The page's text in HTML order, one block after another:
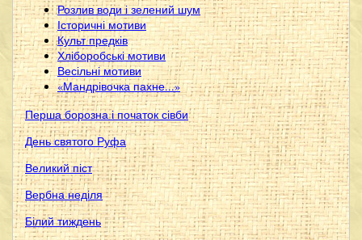
Розлив води і зелений шум
Історичні мотиви
Культ предків
Хліборобські мотиви
Весільні мотиви
«Мандрівочка пахне...»
Перша борозна і початок сівби
День святого Руфа
Великий піст
Вербна неділя
Білий тиждень